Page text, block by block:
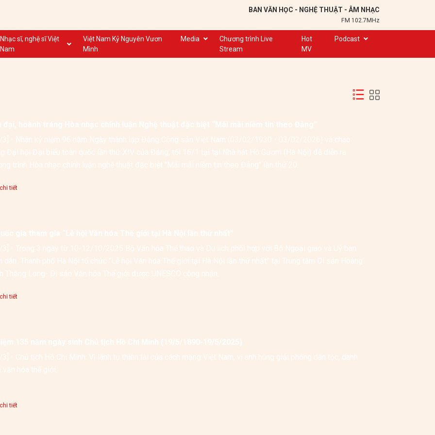
BAN VĂN HỌC - NGHỆ THUẬT - ÂM NHẠC
FM 102.7MHz
Nhạc sĩ, nghệ sĩ Việt
Nam
Nghệ sĩ biểu diễn VN
Việt Nam Kỷ Nguyên Vươn
Mình
Media
Dân ca
Chương trình Live
Stream
Hot
MV
Podcast
Trạm 102,7
Chuyện để kể
Đôi bạn văn chương
đại, hoành tráng Hòa nhạc chính luận Nghệ thuật đặc biệt “Mãi mãi niềm tin theo Đảng”
- Nhân kỷ niệm 96 năm Ngày thành lập Đảng Cộng sản Việt Nam (03/02/1930 - 03/02/2026) và chào
Đại hội Đại biểu toàn quốc lần thứ XIV của Đảng, tối 16/1 tại tại Nhà hát Hồ Gươm (Hà Nội) đã diễn ra
tiết
gia tham gia “Lễ hội Văn hóa Thế giới tại Hà Nội lần thứ nhất”
- Trong 3 ngày từ 10-12/10/2025 Bộ Văn hóa Thể thao và Du lịch phối hợp với Bộ Ngoại giao và Uỷ ban
dân  Thành phố Hà Nội tổ chức “Lễ hội Văn hóa Thế giới tại Hà Nội lần thứ nhất” tại Trung tâm Di sản Hoàng
Thăng Long- Di sản Văn hóa Thế giới được UNESCO công nhận.
tiết
135 năm ngày sinh Chủ tịch Hồ Chí Minh (19/5/1890-19/5/2025)
- Chủ tịch Hồ Chí Minh: Vị lãnh tụ thiên tài của cách mạng Việt Nam, vị anh hùng giải phóng dân tộc, danh
văn hóa thế giới.
tiết